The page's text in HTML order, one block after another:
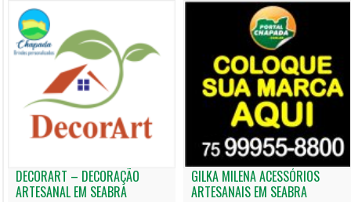
DECORART – DECORAÇÃO
ARTESANAL EM SEABRA
GILKA MILENA ACESSÓRIOS
ARTESANAIS EM SEABRA